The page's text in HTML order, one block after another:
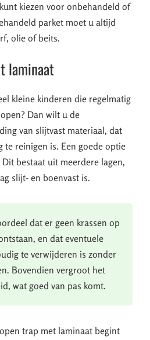
kiezen voor onbehandeld of
parket moet u altijd
olie of beits.
laminaat
kleine kinderen die regelmatig
Dan wilt u de
van slijtvast materiaal, dat
te reinigen is. Een goede optie
bestaat uit meerdere lagen,
slijt- en boenvast is.
dat er geen krassen op
en dat eventuele
te verwijderen is zonder
Bovendien vergroot het
wat goed van pas komt.
trap met laminaat begint